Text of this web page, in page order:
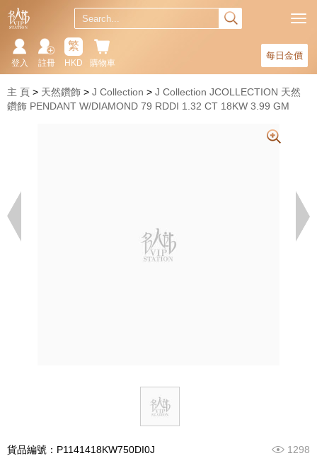
每日金價
購物車
繁
HKD
註冊
登入
主 頁 天然鑽飾 J Collection
J Collection JCOLLECTION 天然
鑽飾 PENDANT W/DIAMOND 79 RDDI 1.32 CT 18KW 3.99 GM
貨品編號：P1141418KW750DI0J 1298